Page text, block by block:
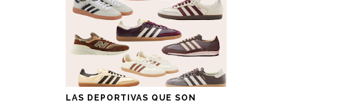
LAS DEPORTIVAS QUE SON